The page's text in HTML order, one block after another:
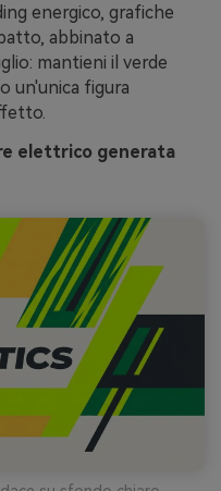
energico, grafiche
abbinato a
mantieni il verde
un'unica figura
elettrico generata